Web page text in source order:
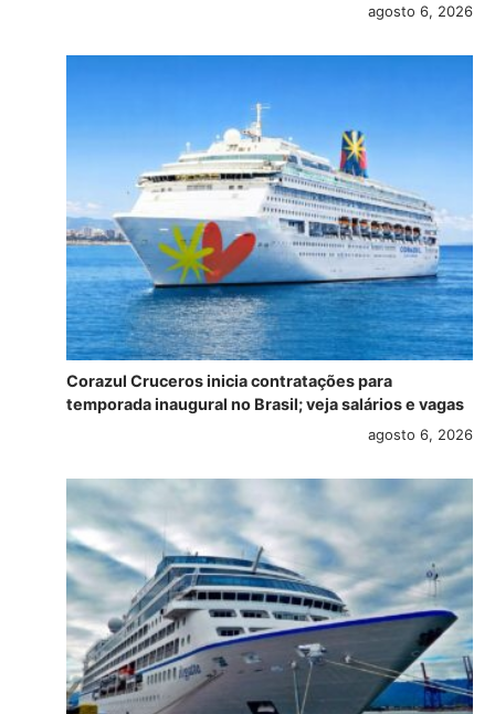
agosto 6, 2026
Corazul Cruceros inicia contratações para
temporada inaugural no Brasil; veja salários e vagas
agosto 6, 2026